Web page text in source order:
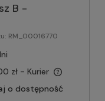
B -
RM_00016770
zł - Kurier
o dostępność